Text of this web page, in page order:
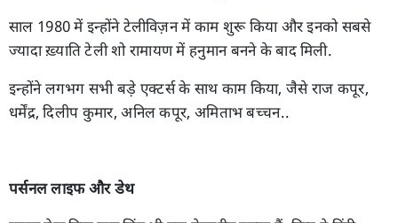
साल 1980 में इन्होंने टेलीविज़न में काम शुरू किया और इनको सबसे
ज्यादा ख़्याति टेली शो रामायण में हनुमान बनने के बाद मिली.
इन्होंने लगभग सभी बड़े एक्टर्स के साथ काम किया, जैसे राज कपूर,
धर्मेंद्र, दिलीप कुमार, अनिल कपूर, अमिताभ बच्चन..
पर्सनल लाइफ और डेथ